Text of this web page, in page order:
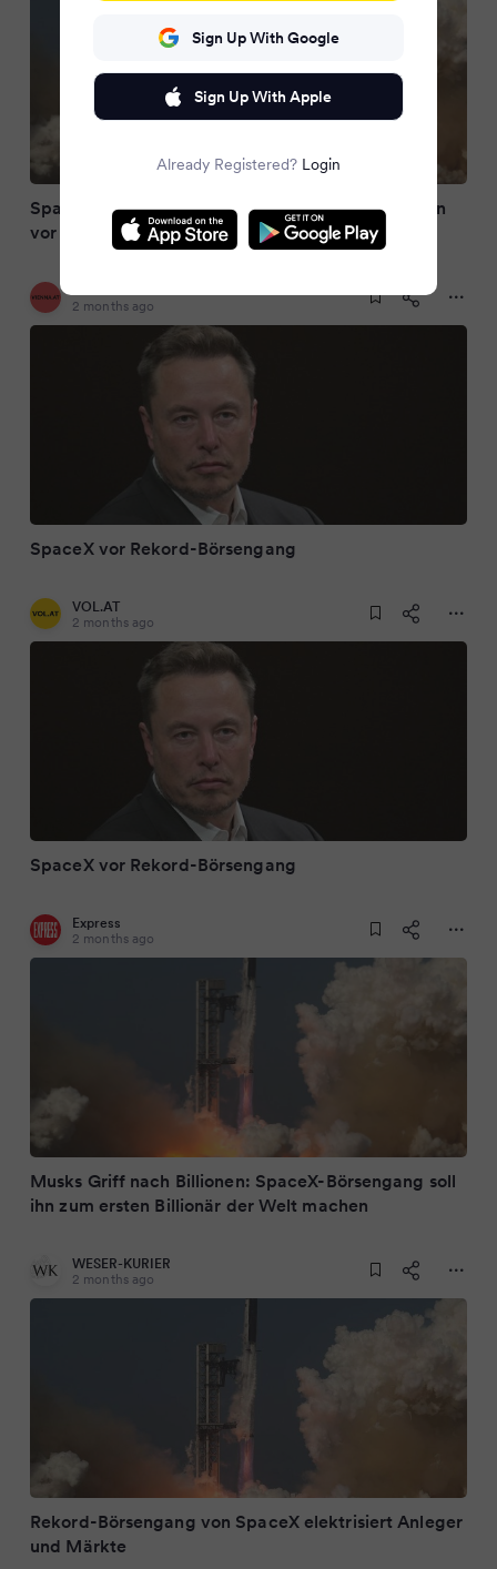
SpaceX vor Rekord-Börsengang: Experten warnen
vor Risiken für den gesamten Kapitalmarkt
2 months ago
SpaceX vor Rekord-Börsengang
VOL.AT
2 months ago
SpaceX vor Rekord-Börsengang
Express
2 months ago
Musks Griff nach Billionen: SpaceX-Börsengang soll
ihn zum ersten Billionär der Welt machen
WESER-KURIER
2 months ago
Rekord-Börsengang von SpaceX elektrisiert Anleger
und Märkte
Sign Up With Google
Sign Up With Apple
Already Registered? Login